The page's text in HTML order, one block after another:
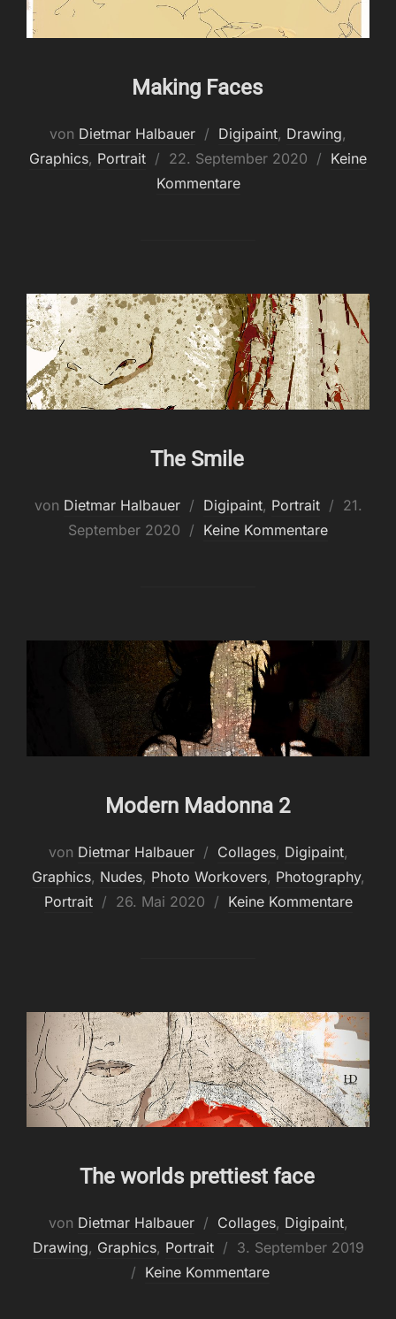
Making Faces
von Dietmar Halbauer Digipaint, Drawing,
Graphics, Portrait
Veröffentlicht
am
22. September 2020
Keine
Kommentare
The Smile
von Dietmar Halbauer Digipaint, Portrait
21.
September 2020
Keine Kommentare
Modern Madonna 2
von Dietmar Halbauer Collages, Digipaint,
Graphics, Nudes, Photo Workovers, Photography,
Portrait
Veröffentlicht
26. Mai 2020 Keine Kommentare
The worlds prettiest face
von Dietmar Halbauer Collages, Digipaint,
Drawing, Graphics, Portrait
Veröffentlicht
am
3. September 2019
Keine Kommentare